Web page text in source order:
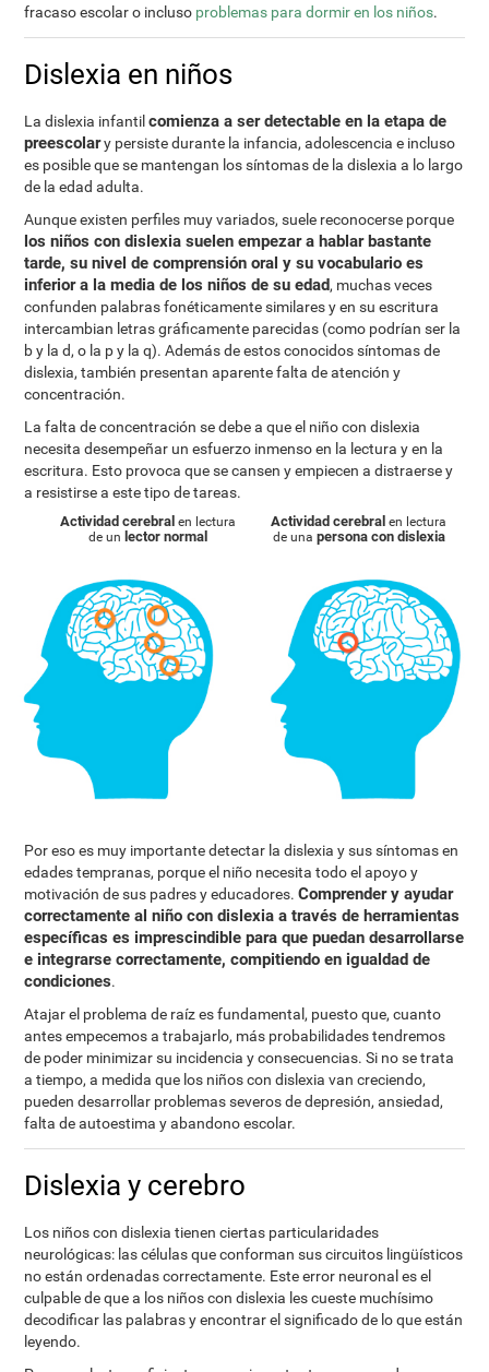
fracaso escolar o incluso problemas para dormir en los niños.
Dislexia en niños
La dislexia infantilcomienza a ser detectable en la etapa de
preescolary persiste durante la infancia, adolescencia e incluso
es posible que se mantengan los síntomas de la dislexia a lo largo
de la edad adulta.
Aunque existen perfiles muy variados, suele reconocerse porque
los niños con dislexia suelen empezar a hablar bastante
tarde, su nivel de comprensión oral y su vocabulario es
inferior a la media de los niños de su edad, muchas veces
confunden palabras fonéticamente similares y en su escritura
intercambian letras gráficamente parecidas (como podrían ser la
b y la d, o la p y la q). Además de estos conocidos síntomas de
dislexia, también presentan aparente falta de atención y
concentración.
La falta de concentración se debe a que el niño con dislexia
necesita desempeñar un esfuerzo inmenso en la lectura y en la
escritura. Esto provoca que se cansen y empiecen a distraerse y
a resistirse a este tipo de tareas.
Actividad cerebral en lectura
de un lector normal
Actividad cerebral en lectura
de una persona con dislexia
Por eso es muy importante detectar la dislexia y sus síntomas en
edades tempranas, porque el niño necesita todo el apoyo y
motivación de sus padres y educadores.Comprender y ayudar
correctamente al niño con dislexia a través de herramientas
específicas es imprescindible para que puedan desarrollarse
e integrarse correctamente, compitiendo en igualdad de
condiciones.
Atajar el problema de raíz es fundamental, puesto que, cuanto
antes empecemos a trabajarlo, más probabilidades tendremos
de poder minimizar su incidencia y consecuencias. Si no se trata
a tiempo, a medida que los niños con dislexia van creciendo,
pueden desarrollar problemas severos de depresión, ansiedad,
falta de autoestima y abandono escolar.
Dislexia y cerebro
Los niños con dislexia tienen ciertas particularidades
neurológicas: las células que conforman sus circuitos lingüísticos
no están ordenadas correctamente. Este error neuronal es el
culpable de que a los niños con dislexia les cueste muchísimo
decodificar las palabras y encontrar el significado de lo que están
leyendo.